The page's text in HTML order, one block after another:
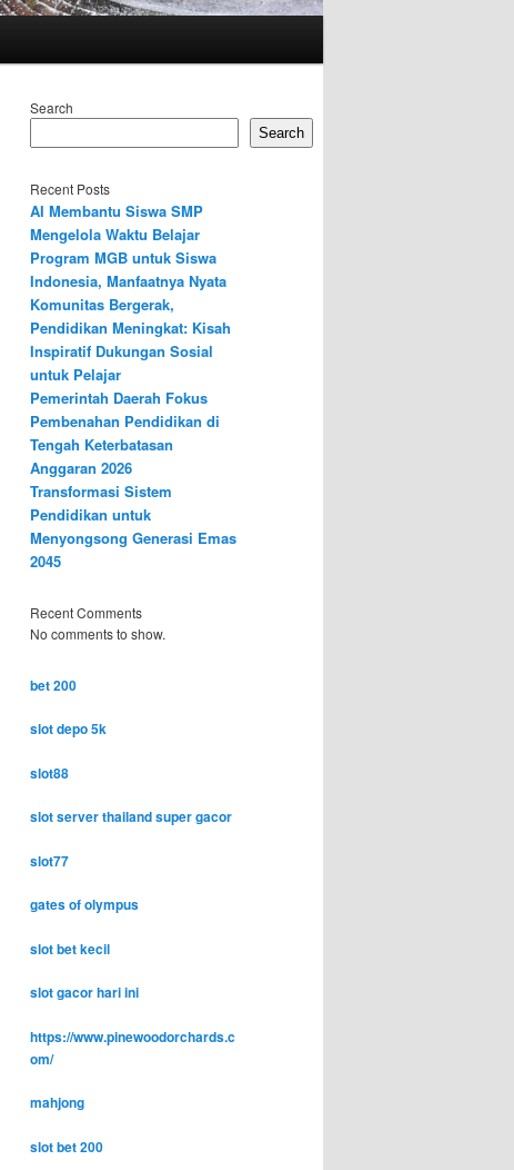
Search
Search
Recent Posts
AI Membantu Siswa SMP
Mengelola Waktu Belajar
Program MGB untuk Siswa
Indonesia, Manfaatnya Nyata
Komunitas Bergerak,
Pendidikan Meningkat: Kisah
Inspiratif Dukungan Sosial
untuk Pelajar
Pemerintah Daerah Fokus
Pembenahan Pendidikan di
Tengah Keterbatasan
Anggaran 2026
Transformasi Sistem
Pendidikan untuk
Menyongsong Generasi Emas
2045
Recent Comments
No comments to show.
bet 200
slot depo 5k
slot88
slot server thailand super gacor
slot77
gates of olympus
slot bet kecil
slot gacor hari ini
https://www.pinewoodorchards.c
om/
mahjong
slot bet 200